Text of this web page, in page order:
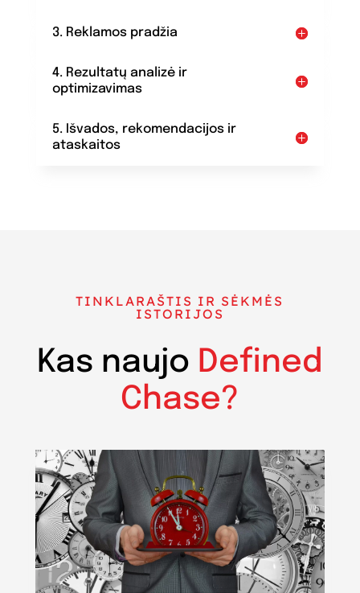
3. Reklamos pradžia
4. Rezultatų analizė ir
optimizavimas
5. Išvados, rekomendacijos ir
ataskaitos
TINKLARAŠTIS IR SĖKMĖS
ISTORIJOS
Kas naujo Defined
Chase?